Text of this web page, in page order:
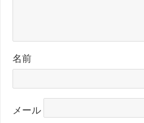
名前
メール